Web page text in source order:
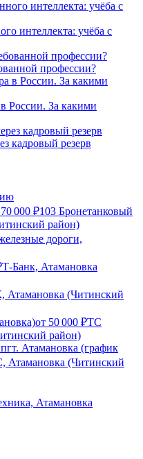
интеллекта: учёба с
профессии?
России. За какими
кадровый резерв
70 000 ₽103 Бронетанковый
район)
дороги,
Т-Банк, Атамановка
(Читинский
от 50 000 ₽ТС
район)
Атамановка (график
(Читинский
Атамановка